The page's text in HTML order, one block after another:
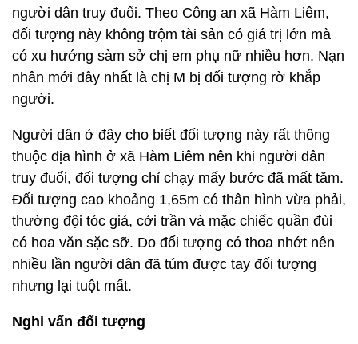
người dân truy đuổi. Theo Công an xã Hàm Liêm,
đối tượng này không trộm tài sản có giá trị lớn mà
có xu hướng sàm sở chị em phụ nữ nhiều hơn. Nạn
nhân mới đây nhất là chị M bị đối tượng rờ khắp
người.
Người dân ở đây cho biết đối tượng này rất thông
thuộc địa hình ở xã Hàm Liêm nên khi người dân
truy đuổi, đối tượng chỉ chạy mấy bước đã mất tăm.
Đối tượng cao khoảng 1,65m có thân hình vừa phải,
thường đội tóc giả, cởi trần và mặc chiếc quần đùi
có hoa văn sặc sỡ. Do đối tượng có thoa nhớt nên
nhiều lần người dân đã túm được tay đối tượng
nhưng lại tuột mất.
Nghi vấn đối tượng